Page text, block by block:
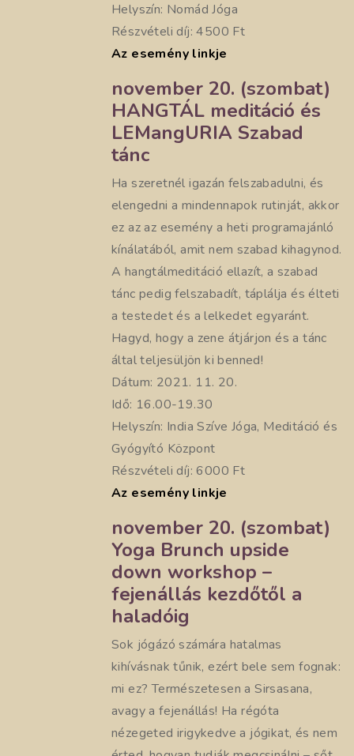
Helyszín: Nomád Jóga
Részvételi díj: 4500 Ft
Az esemény linkje
november 20. (szombat)
HANGTÁL meditáció és
LEMangURIA Szabad
tánc
Ha szeretnél igazán felszabadulni, és
elengedni a mindennapok rutinját, akkor
ez az az esemény a heti programajánló
kínálatából, amit nem szabad kihagynod.
A hangtálmeditáció ellazít, a szabad
tánc pedig felszabadít, táplálja és élteti
a testedet és a lelkedet egyaránt.
Hagyd, hogy a zene átjárjon és a tánc
által teljesüljön ki benned!
Dátum: 2021. 11. 20.
Idő: 16.00-19.30
Helyszín: India Szíve Jóga, Meditáció és
Gyógyító Központ
Részvételi díj: 6000 Ft
Az esemény linkje
november 20. (szombat)
Yoga Brunch upside
down workshop –
fejenállás kezdőtől a
haladóig
Sok jógázó számára hatalmas
kihívásnak tűnik, ezért bele sem fognak:
mi ez? Természetesen a Sirsasana,
avagy a fejenállás! Ha régóta
nézegeted irigykedve a jógikat, és nem